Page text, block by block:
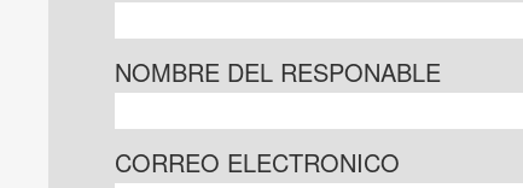
NOMBRE DEL RESPONABLE
CORREO ELECTRONICO